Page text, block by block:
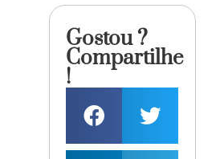
Gostou ?
Compartilhe
!